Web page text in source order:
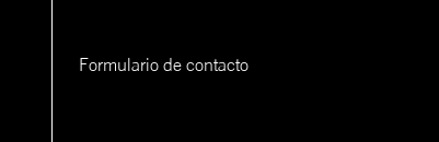
Formulario de contacto